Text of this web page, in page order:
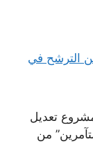
تعديل
من